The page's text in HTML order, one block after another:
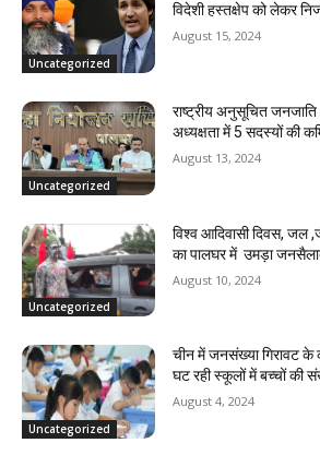
Uncategorized
विदेशी हस्तक्षेप को लेकर
August 15, 2024
Uncategorized
राष्ट्रीय अनुसूचित
अध्यक्षता में 5 सदस्यों की
August 13, 2024
Uncategorized
विश्व आदिवासी दिवस,
का पालघर में उमड़ा
August 10, 2024
Uncategorized
चीन में जनसंख्या गिरावट के
घट रही स्कूलों में बच्चों की
August 4, 2024